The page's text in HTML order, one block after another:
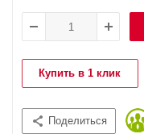
Купить в 1 клик
Поделиться